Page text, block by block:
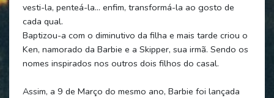
vesti-la, penteá-la… enfim, transformá-la ao gosto de
cada qual.
Baptizou-a com o diminutivo da filha e mais tarde criou o
Ken, namorado da Barbie e a Skipper, sua irmã. Sendo os
nomes inspirados nos outros dois filhos do casal.
Assim, a 9 de Março do mesmo ano, Barbie foi lançada